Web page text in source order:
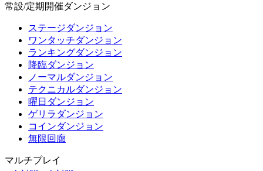
常設/定期開催ダンジョン
ステージダンジョン
ワンタッチダンジョン
ランキングダンジョン
降臨ダンジョン
ノーマルダンジョン
テクニカルダンジョン
曜日ダンジョン
ゲリラダンジョン
コインダンジョン
無限回廊
マルチプレイ